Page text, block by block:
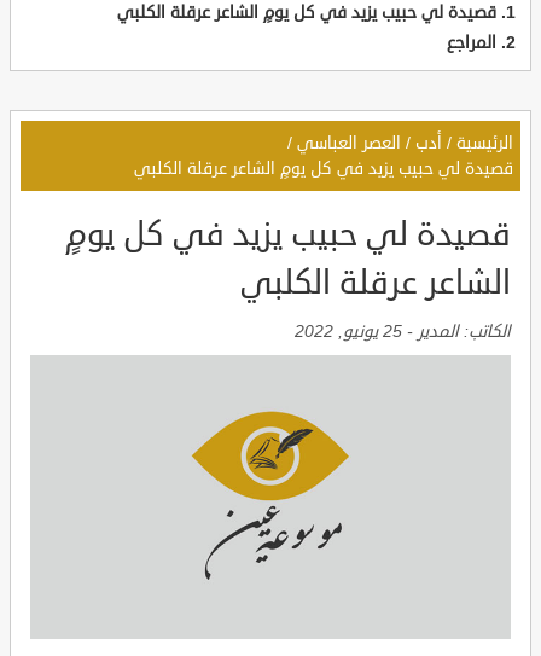
قصيدة لي حبيب يزيد في كل يومٍ الشاعر عرقلة الكلبي
المراجع
الرئيسية / أدب / العصر العباسي /
قصيدة لي حبيب يزيد في كل يومٍ الشاعر عرقلة الكلبي
قصيدة لي حبيب يزيد في كل يومٍ
الشاعر عرقلة الكلبي
الكاتب:المدير - 25 يونيو, 2022